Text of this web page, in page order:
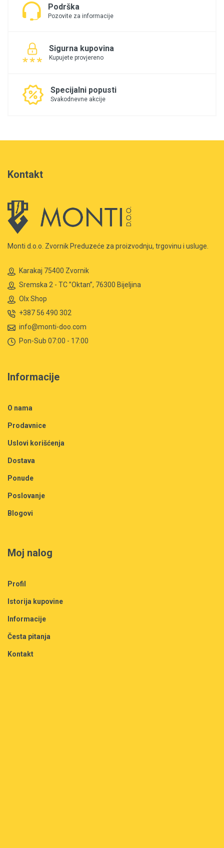
Podrška
Pozovite za informacije
Sigurna kupovina
Kupujete provjereno
Specijalni popusti
Svakodnevne akcije
Kontakt
Monti d.o.o. Zvornik Preduzeće za proizvodnju, trgovinu i usluge.
Karakaj 75400 Zvornik
Sremska 2 - TC ”Oktan”, 76300 Bijeljina
Olx Shop
+387 56 490 302
info@monti-doo.com
Pon-Sub 07:00 - 17:00
Informacije
O nama
Prodavnice
Uslovi korišćenja
Dostava
Ponude
Poslovanje
Blogovi
Moj nalog
Profil
Istorija kupovine
Informacije
Česta pitanja
Kontakt